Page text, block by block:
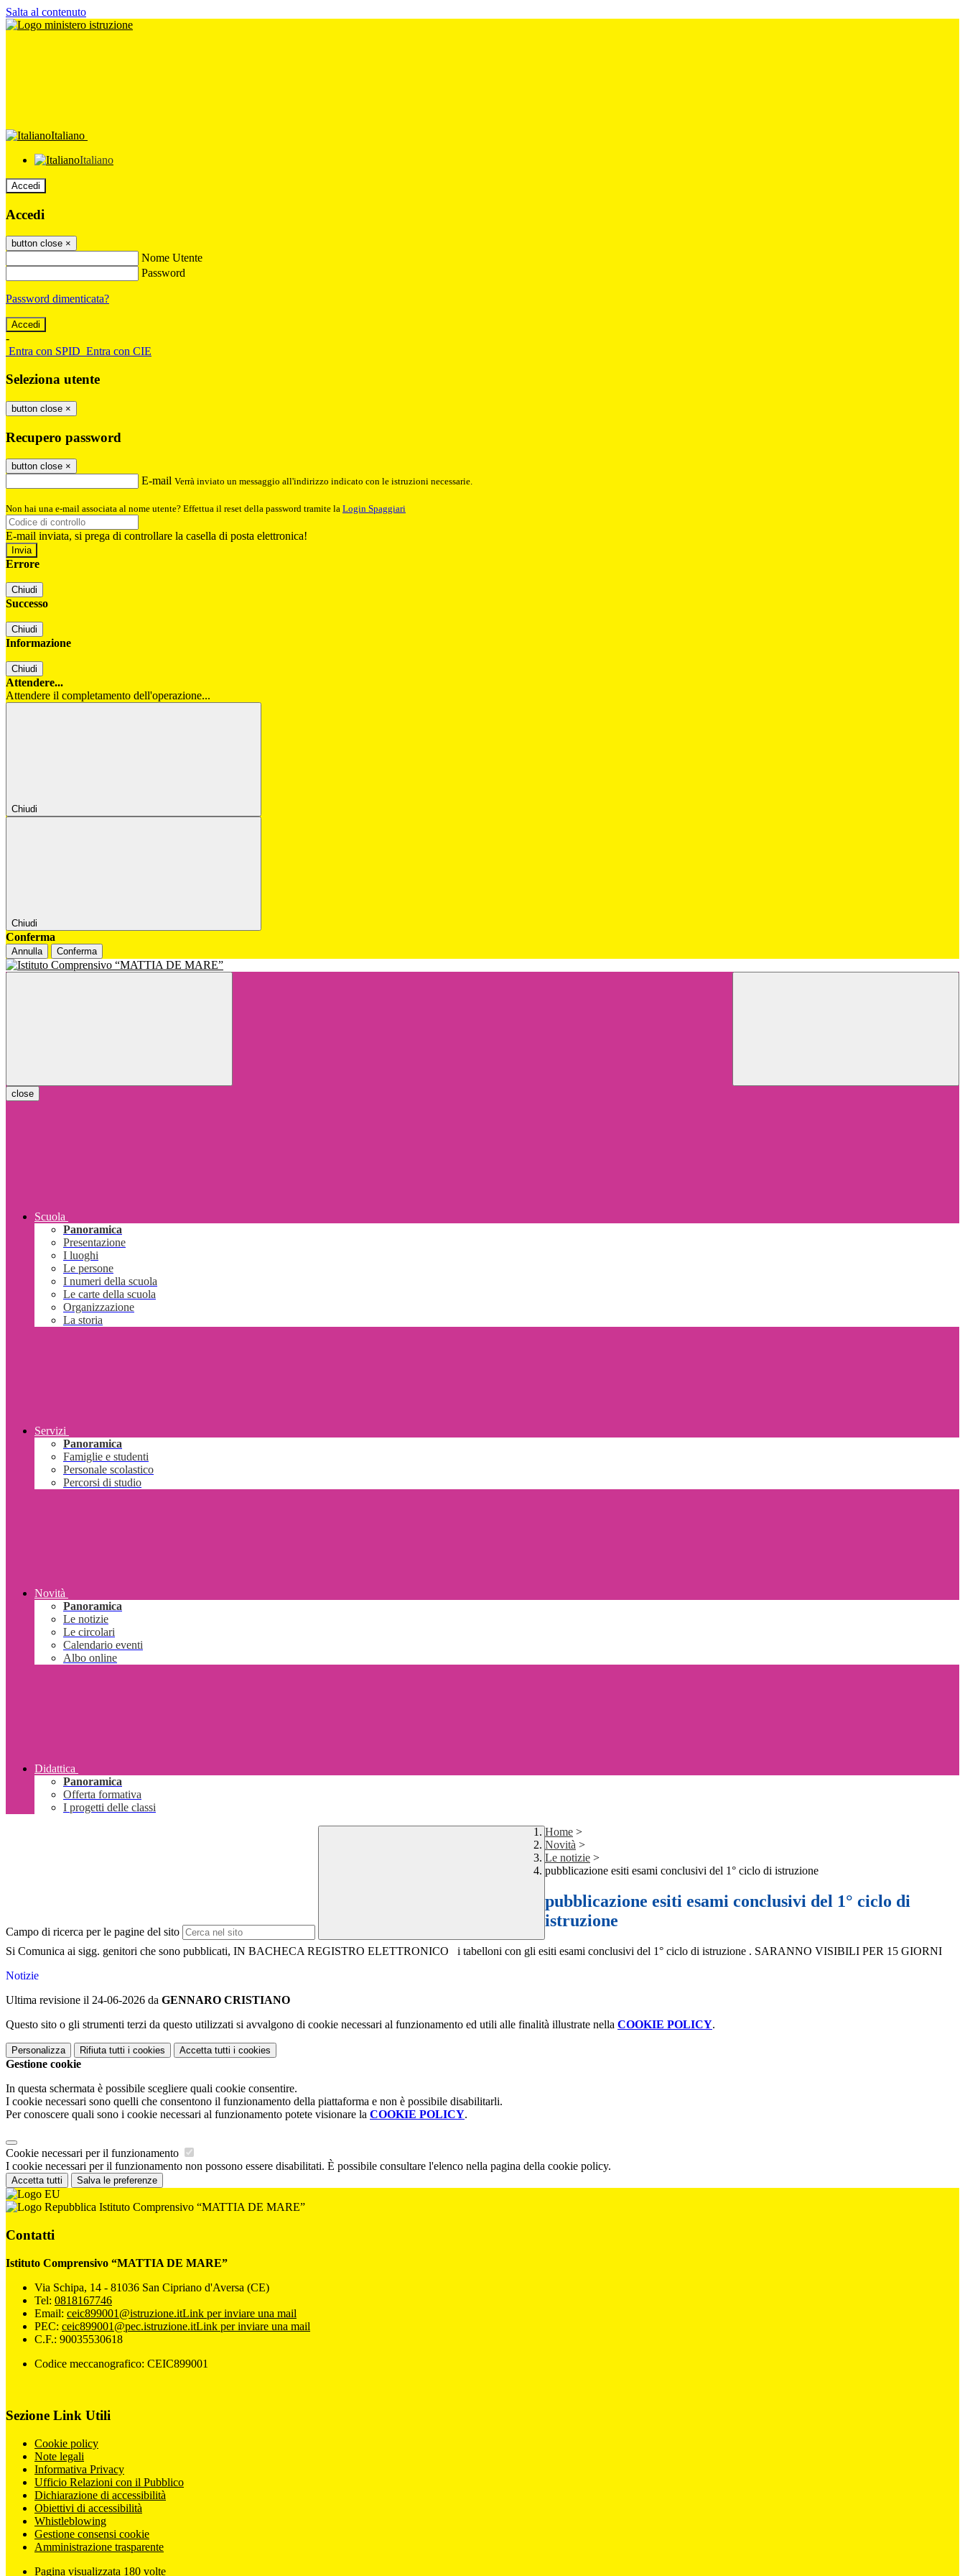
Salta al contenuto
Italiano
Italiano
Accedi
Accedi
button close ×
Nome Utente
Password
Password dimenticata?
-
Entra con SPID Entra con CIE
Seleziona utente
button close ×
Recupero password
button close ×
E-mail Verrà inviato un messaggio all'indirizzo indicato con le istruzioni necessarie.
Non hai una e-mail associata al nome utente? Effettua il reset della password tramite la Login Spaggiari
E-mail inviata, si prega di controllare la casella di posta elettronica!
Errore
Chiudi
Successo
Chiudi
Informazione
Chiudi
Attendere...
Attendere il completamento dell'operazione...
Chiudi
Chiudi
Conferma
Annulla Conferma
close
Scuola
Panoramica
Presentazione
I luoghi
Le persone
I numeri della scuola
Le carte della scuola
Organizzazione
La storia
Servizi
Panoramica
Famiglie e studenti
Personale scolastico
Percorsi di studio
Novità
Panoramica
Le notizie
Le circolari
Calendario eventi
Albo online
Didattica
Panoramica
Offerta formativa
I progetti delle classi
Campo di ricerca per le pagine del sito
Home >
Novità >
Le notizie >
pubblicazione esiti esami conclusivi del 1° ciclo di istruzione
pubblicazione esiti esami conclusivi del 1° ciclo di
istruzione
Si Comunica ai sigg. genitori che sono pubblicati, IN BACHECA REGISTRO ELETTRONICO i tabelloni con gli esiti esami conclusivi del 1° ciclo di istruzione . SARANNO VISIBILI PER 15 GIORNI
Notizie
Ultima revisione il 24-06-2026 da GENNARO CRISTIANO
Questo sito o gli strumenti terzi da questo utilizzati si avvalgono di cookie necessari al funzionamento ed utili alle finalità illustrate nella COOKIE POLICY.
Personalizza Rifiuta tutti i cookies Accetta tutti i cookies
Gestione cookie
In questa schermata è possibile scegliere quali cookie consentire.
I cookie necessari sono quelli che consentono il funzionamento della piattaforma e non è possibile disabilitarli.
Per conoscere quali sono i cookie necessari al funzionamento potete visionare la COOKIE POLICY.
Cookie necessari per il funzionamento
I cookie necessari per il funzionamento non possono essere disabilitati. È possibile consultare l'elenco nella pagina della cookie policy.
Accetta tutti Salva le preferenze
Istituto Comprensivo “MATTIA DE MARE”
Contatti
Istituto Comprensivo “MATTIA DE MARE”
Via Schipa, 14 - 81036 San Cipriano d'Aversa (CE)
Tel: 0818167746
Email: ceic899001@istruzione.itLink per inviare una mail
PEC: ceic899001@pec.istruzione.itLink per inviare una mail
C.F.: 90035530618
Codice meccanografico: CEIC899001
Sezione Link Utili
Cookie policy
Note legali
Informativa Privacy
Ufficio Relazioni con il Pubblico
Dichiarazione di accessibilità
Obiettivi di accessibilità
Whistleblowing
Gestione consensi cookie
Amministrazione trasparente
Pagina visualizzata 180 volte